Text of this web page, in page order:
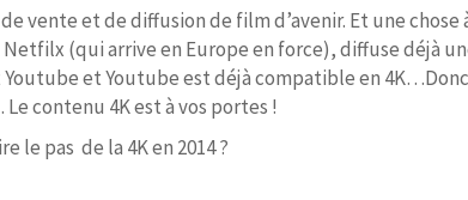
vente et de diffusion de film d’avenir. Et une chose
(qui arrive en Europe en force), diffuse déjà
et Youtube est déjà compatible en
contenu 4K est à vos portes !
le pas de la 4K en 2014 ?